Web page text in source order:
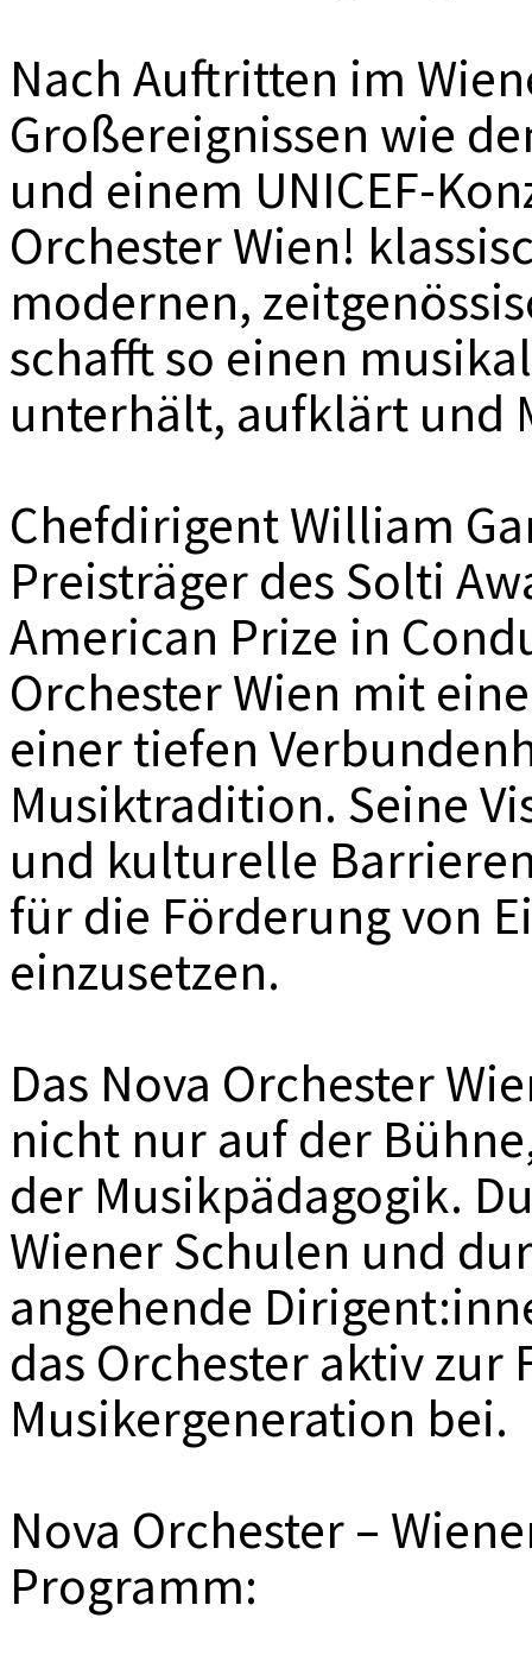
Nach Auftritten im
Großereignissen wie
und einem UNICEF-
Orchester Wien!
modernen,
schafft so einen
unterhält, aufklärt und
Chefdirigent William
Preisträger des Solti
American Prize in
Orchester Wien mit
einer tiefen
Musiktradition. Seine
und kulturelle
für die Förderung von
einzusetzen.
Das Nova Orchester
nicht nur auf der
der Musikpädagogik.
Wiener Schulen und
angehende
das Orchester aktiv
Musikergeneration bei.
Nova Orchester –
Programm: